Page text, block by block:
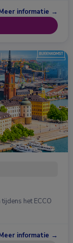
informatie →
het ECCO
informatie →